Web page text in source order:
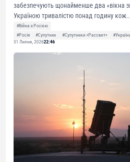
забезпечують щонайменше два «вікна
Україною тривалістю понад годину
#Війна з Росією
#Росія
#Супутник #Супутники «Рассвет»
31 Липня, 202622:46